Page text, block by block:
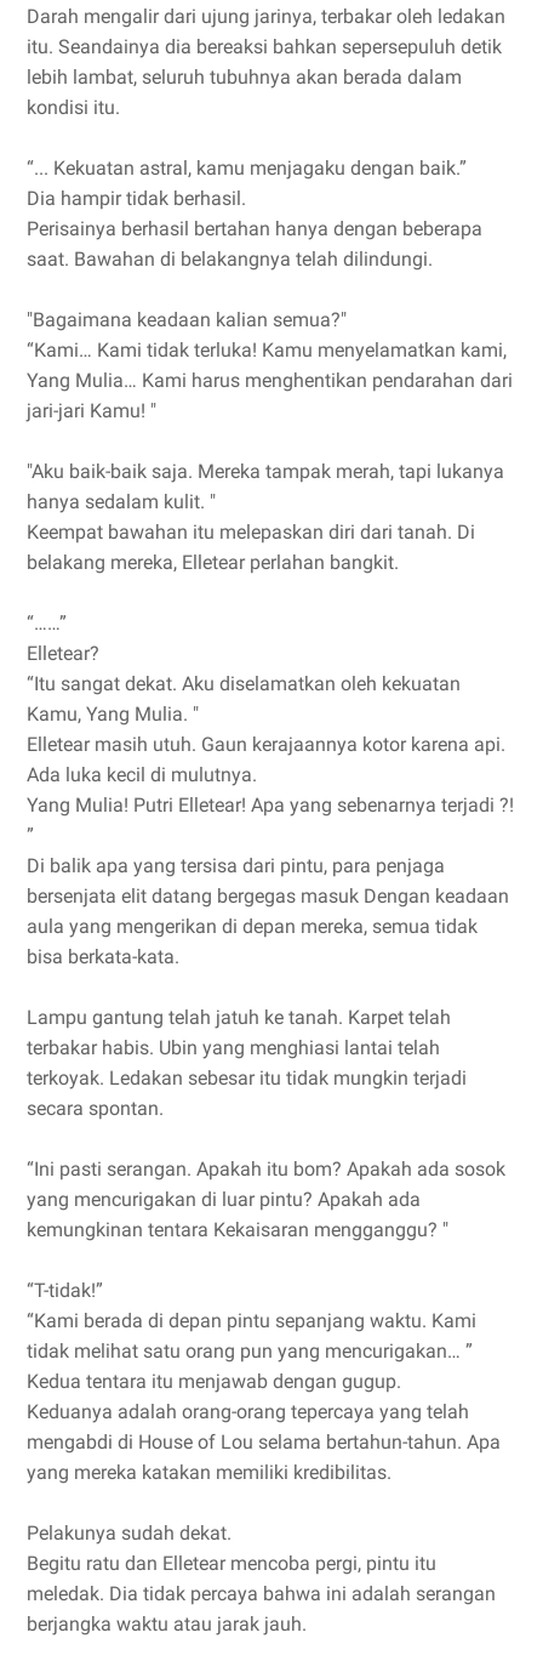
Darah mengalir dari ujung jarinya, terbakar oleh ledakan
itu. Seandainya dia bereaksi bahkan sepersepuluh detik
lebih lambat, seluruh tubuhnya akan berada dalam
kondisi itu.
“... Kekuatan astral, kamu menjagaku dengan baik.”
Dia hampir tidak berhasil.
Perisainya berhasil bertahan hanya dengan beberapa
saat. Bawahan di belakangnya telah dilindungi.
"Bagaimana keadaan kalian semua?"
“Kami… Kami tidak terluka! Kamu menyelamatkan kami,
Yang Mulia… Kami harus menghentikan pendarahan dari
jari-jari Kamu! "
"Aku baik-baik saja. Mereka tampak merah, tapi lukanya
hanya sedalam kulit. "
Keempat bawahan itu melepaskan diri dari tanah. Di
belakang mereka, Elletear perlahan bangkit.
“……”
Elletear?
“Itu sangat dekat. Aku diselamatkan oleh kekuatan
Kamu, Yang Mulia. "
Elletear masih utuh. Gaun kerajaannya kotor karena api.
Ada luka kecil di mulutnya.
Yang Mulia! Putri Elletear! Apa yang sebenarnya terjadi ?!
”
Di balik apa yang tersisa dari pintu, para penjaga
bersenjata elit datang bergegas masuk Dengan keadaan
aula yang mengerikan di depan mereka, semua tidak
bisa berkata-kata.
Lampu gantung telah jatuh ke tanah. Karpet telah
terbakar habis. Ubin yang menghiasi lantai telah
terkoyak. Ledakan sebesar itu tidak mungkin terjadi
secara spontan.
“Ini pasti serangan. Apakah itu bom? Apakah ada sosok
yang mencurigakan di luar pintu? Apakah ada
kemungkinan tentara Kekaisaran mengganggu? "
“T-tidak!”
“Kami berada di depan pintu sepanjang waktu. Kami
tidak melihat satu orang pun yang mencurigakan… ”
Kedua tentara itu menjawab dengan gugup.
Keduanya adalah orang-orang tepercaya yang telah
mengabdi di House of Lou selama bertahun-tahun. Apa
yang mereka katakan memiliki kredibilitas.
Pelakunya sudah dekat.
Begitu ratu dan Elletear mencoba pergi, pintu itu
meledak. Dia tidak percaya bahwa ini adalah serangan
berjangka waktu atau jarak jauh.